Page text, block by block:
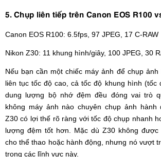
5. Chụp liên tiếp trên Canon EOS R100
Canon EOS R100: 6.5fps, 97 JPEG, 17 C-RAW
Nikon Z30: 11 khung hình/giây, 100 JPEG, 30
Nếu bạn cần một chiếc máy ảnh để chụp
liên tục tốc độ cao, cả tốc độ khung hình (tốc
dung lượng bộ nhớ đệm đều đóng vai trò
không máy ảnh nào chuyên chụp ảnh hành
Z30 có lợi thế rõ ràng với tốc độ chụp nhanh
lượng đệm tốt hơn. Mặc dù Z30 không được
cho thể thao hoặc hành động, nhưng nó vượt
trong các lĩnh vực này.